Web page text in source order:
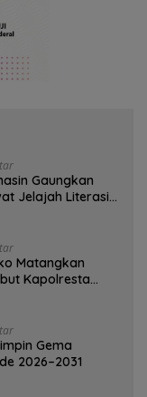
Gaungkan
Jelajah Literasi
Matangkan
Kapolresta
Gema
2026–2031